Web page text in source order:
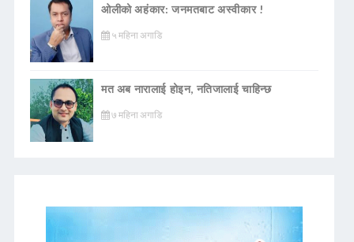
ओलीको अहंकार: जनमतबाट अस्वीकार !
५ महिना अगाडि
मत अब नारालाई होइन, नतिजालाई चाहिन्छ
७ महिना अगाडि